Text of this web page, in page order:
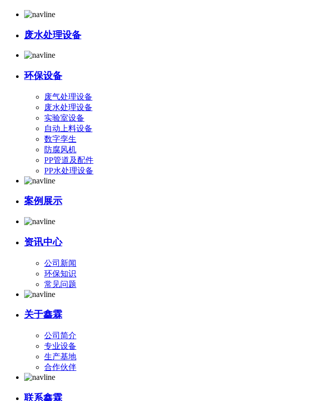
废水处理设备
环保设备
废气处理设备
废水处理设备
实验室设备
自动上料设备
数字孪生
防腐风机
PP管道及配件
PP水处理设备
案例展示
资讯中心
公司新闻
环保知识
常见问题
关于鑫霖
公司简介
专业设备
生产基地
合作伙伴
联系鑫霖